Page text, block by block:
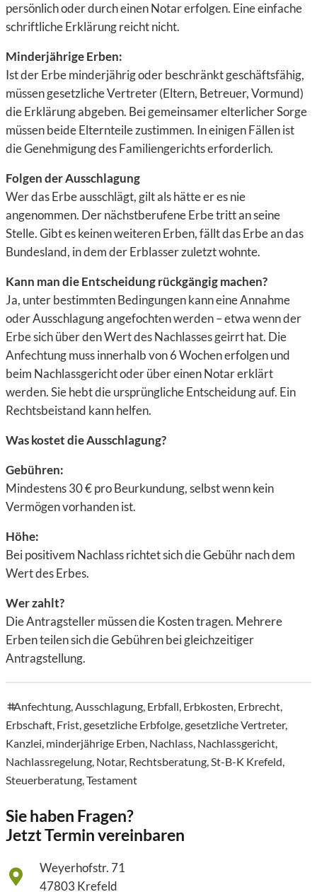
persönlich oder durch einenNotarerfolgen. Eine einfache
schriftliche Erklärung reicht nicht.
Minderjährige Erben:
Ist der Erbeminderjährigoderbeschränkt geschäftsfähig,
müssen gesetzliche Vertreter (Eltern, Betreuer, Vormund)
die Erklärung abgeben. Beigemeinsamer elterlicher Sorge
müssen beide Elternteile zustimmen. In einigen Fällen ist
die Genehmigung desFamiliengerichtserforderlich.
Folgen der Ausschlagung
Wer das Erbe ausschlägt, gilt als hätte er esnie
angenommen. Dernächstberufene Erbetritt an seine
Stelle. Gibt es keinen weiteren Erben, fällt das Erbe an das
Bundesland, in dem der Erblasser zuletzt wohnte.
Kann man die Entscheidung rückgängig machen?
Ja, unter bestimmten Bedingungen kann eineAnnahme
oder Ausschlagungangefochten werden – etwa wenn der
Erbe sich über denWert des Nachlassesgeirrt hat. Die
Anfechtungmuss innerhalb von6 Wochenerfolgen und
beim Nachlassgerichtoder über einenNotarerklärt
werden. Sie hebt die ursprüngliche Entscheidung auf. Ein
Rechtsbeistand kann helfen.
Was kostet die Ausschlagung?
Gebühren:
Mindestens30 €pro Beurkundung, selbst wenn kein
Vermögen vorhanden ist.
Höhe:
Bei positivem Nachlass richtet sich die Gebühr nach dem
Wert des Erbes.
Wer zahlt?
Die Antragsteller müssen dieKosten tragen. Mehrere
Erben teilen sich die Gebühren bei gleichzeitiger
Antragstellung.
tags
Anfechtung,Ausschlagung, Erbfall, Erbkosten, Erbrecht,
Erbschaft, Frist,gesetzliche Erbfolge,gesetzliche Vertreter,
Kanzlei, minderjährige Erben, Nachlass, Nachlassgericht,
Nachlassregelung, Notar, Rechtsberatung,St-B-K Krefeld,
Steuerberatung,Testament
Sie haben Fragen?
Jetzt Termin vereinbaren
Weyerhofstr. 71
47803 Krefeld